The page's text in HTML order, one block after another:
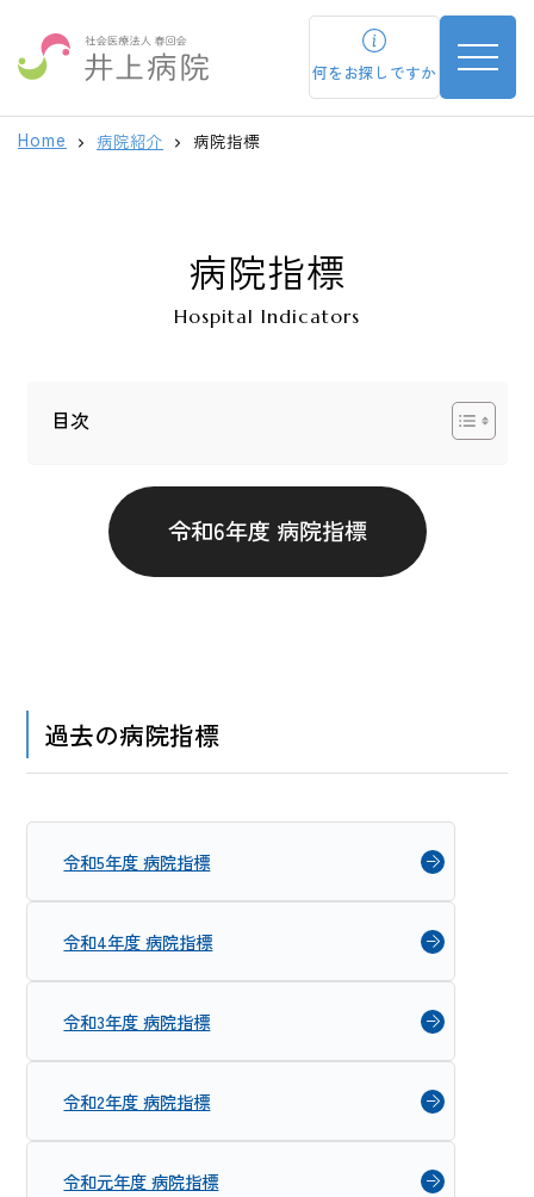
何をお探しですか
toggle
Home 病院紹介 病院指標
病院指標
Hospital Indicators
目次
令和6年度 病院指標
過去の病院指標
令和5年度 病院指標
令和4年度 病院指標
令和3年度 病院指標
令和2年度 病院指標
令和元年度 病院指標